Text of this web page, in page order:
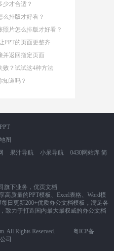
少才合适？
么排版才好看？
照片怎么排版才好看？
PPT的页面更整齐
并返回指定页面
败？试试这4种方法
知道吗？
图
果汁导航 小呆导航 0430网站库 简
旗下业务，优页文档
高质量的PPT模板、Excel表格、Word模
日更新200+优质办公文档模板，满足各
致力于打造国内最大最权威的办公文档
All Rights Reserved. 粤ICP备
司